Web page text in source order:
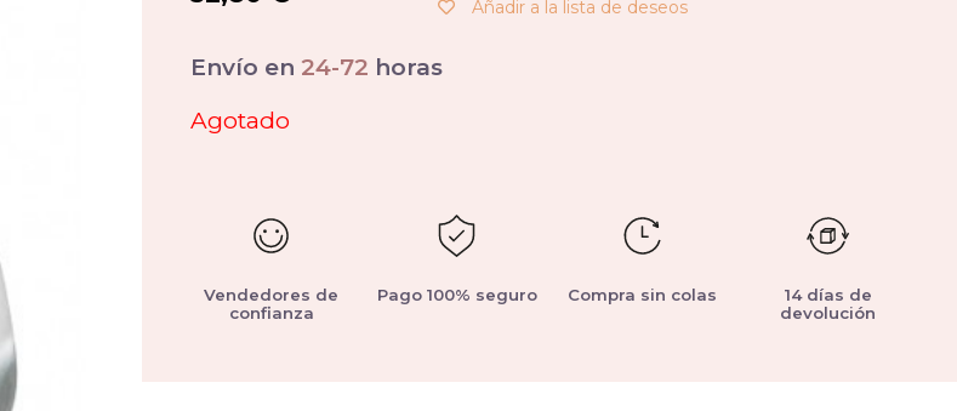
Añadir a la lista de deseos
Envío en 24-72 horas
Agotado
Vendedores de
confianza
Pago 100% seguro Compra sin colas
14 días de
devolución